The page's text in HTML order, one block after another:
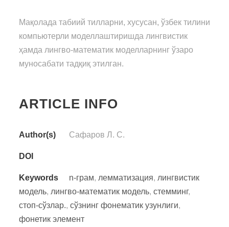
Мақолада табиий тилларни, хусусан, ўзбек тилини
компьютерли моделлаштиришда лингвистик
ҳамда лингво-математик моделларнинг ўзаро
муносабати тадқиқ этилган.
ARTICLE INFO
Author(s) Сафаров Л. С.
DOI
Keywords n-грам, лемматизация, лингвистик
модель, лингво-математик модель, стемминг,
стоп-сўзлар., сўзнинг фонематик узунлиги,
фонетик элемент